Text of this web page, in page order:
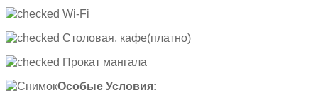
Wi-Fi
Столовая, кафе(платно)
Прокат мангала
Особые Условия: